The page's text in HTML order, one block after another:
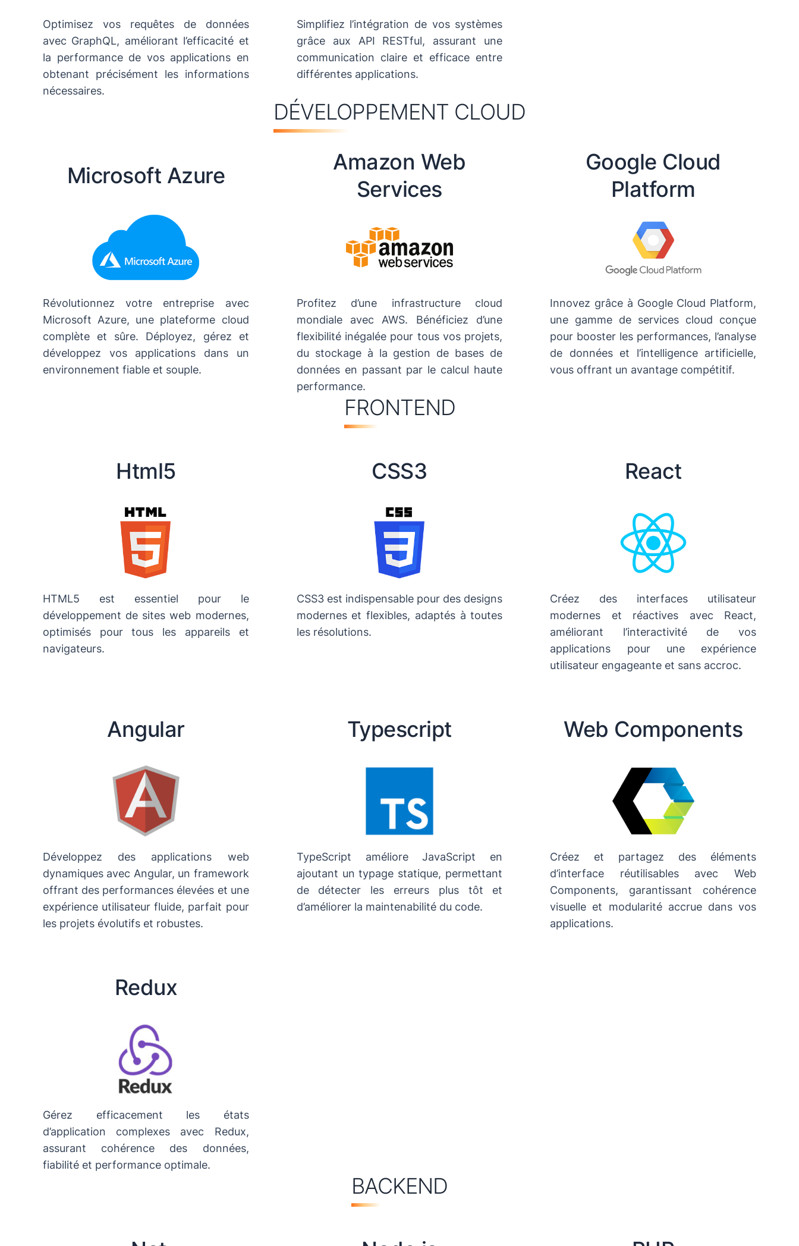
Optimisez vos requêtes de données
avec GraphQL, améliorant l’efficacité et
la performance de vos applications en
obtenant précisément les informations
nécessaires.
Simplifiez l’intégration de vos systèmes
grâce aux API RESTful, assurant une
communication claire et efficace entre
différentes applications.
DÉVELOPPEMENT CLOUD
Microsoft Azure
Révolutionnez votre entreprise avec
Microsoft Azure, une plateforme cloud
complète et sûre. Déployez, gérez et
développez vos applications dans un
environnement fiable et souple.
Amazon Web
Services
Profitez d’une infrastructure cloud
mondiale avec AWS. Bénéficiez d’une
flexibilité inégalée pour tous vos projets,
du stockage à la gestion de bases de
données en passant par le calcul haute
performance.
Google Cloud
Platform
Innovez grâce à Google Cloud Platform,
une gamme de services cloud conçue
pour booster les performances, l’analyse
de données et l’intelligence artificielle,
vous offrant un avantage compétitif.
FRONTEND
Html5
HTML5 est essentiel pour le
développement de sites web modernes,
optimisés pour tous les appareils et
navigateurs.
CSS3
CSS3 est indispensable pour des designs
modernes et flexibles, adaptés à toutes
les résolutions.
React
Créez des interfaces utilisateur
modernes et réactives avec React,
améliorant l’interactivité de vos
applications pour une expérience
utilisateur engageante et sans accroc.
Angular
Développez des applications web
dynamiques avec Angular, un framework
offrant des performances élevées et une
expérience utilisateur fluide, parfait pour
les projets évolutifs et robustes.
Typescript
TypeScript améliore JavaScript en
ajoutant un typage statique, permettant
de détecter les erreurs plus tôt et
d’améliorer la maintenabilité du code.
Web Components
Créez et partagez des éléments
d’interface réutilisables avec Web
Components, garantissant cohérence
visuelle et modularité accrue dans vos
applications.
Redux
Gérez efficacement les états
d’application complexes avec Redux,
assurant cohérence des données,
fiabilité et performance optimale.
BACKEND